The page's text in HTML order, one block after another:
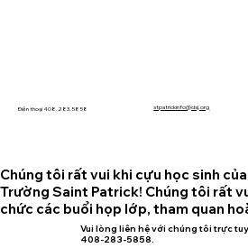
Điện thoại 408.283.5858 stpatrickinfo@dsj.org
Chúng tôi rất vui khi cựu học sinh
Trường Saint Patrick! Chúng tôi rất
chức các buổi họp lớp, tham quan
Vui lòng liên hệ với chúng tôi trực
408-283-5858.